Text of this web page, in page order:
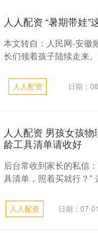
人人配资 “暑期带娃
本文转自：人民网-安徽
长们领着孩子陆续走来
人人配资 日期：
人人配资 男孩女孩物
龄工具清单请收好
后台常收到家长的私信
具清单，照着买就行？”
人人配资 日期：07-01